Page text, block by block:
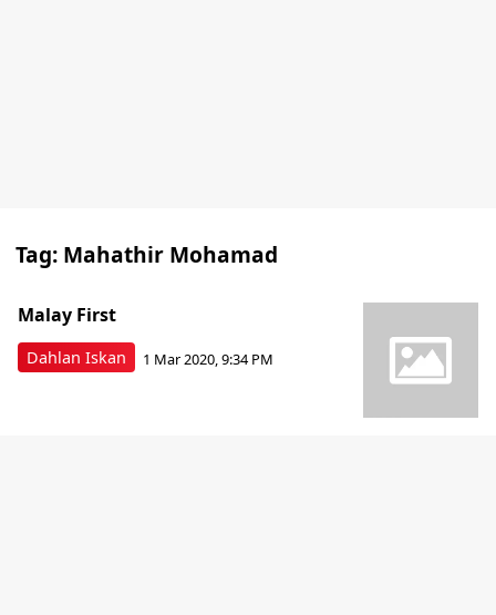
Tag: Mahathir Mohamad
Dahlan Iskan
Malay First
1 Mar 2020, 9:34 PM